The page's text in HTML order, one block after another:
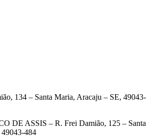
134 – Santa Maria, Aracaju – SE, 49043-
DE ASSIS – R. Frei Damião, 125 – Santa
484